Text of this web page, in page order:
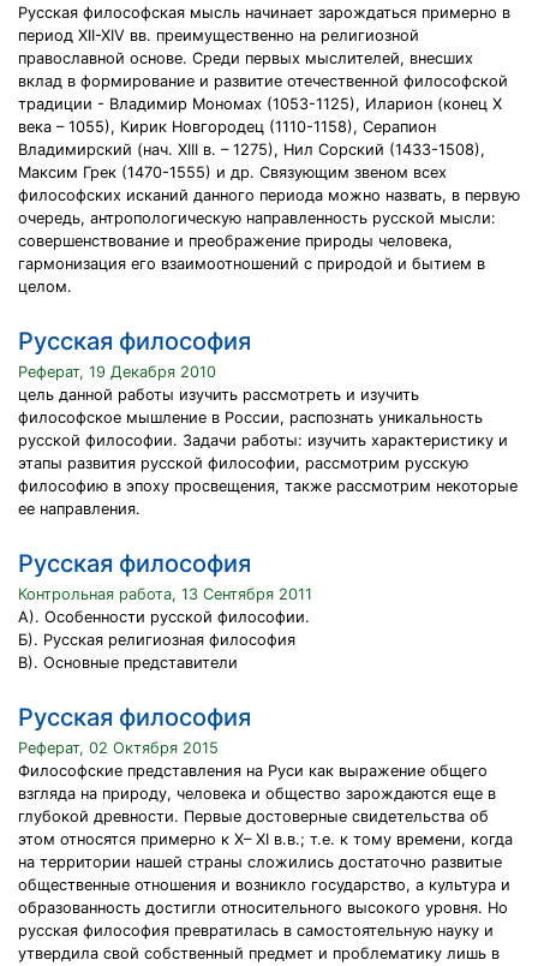
Русская философская мысль начинает зарождаться примерно в
период XII-XIV вв. преимущественно на религиозной
православной основе. Среди первых мыслителей, внесших
вклад в формирование и развитие отечественной философской
традиции - Владимир Мономах (1053-1125), Иларион (конец Х
века – 1055), Кирик Новгородец (1110-1158), Серапион
Владимирский (нач. XIII в. – 1275), Нил Сорский (1433-1508),
Максим Грек (1470-1555) и др. Связующим звеном всех
философских исканий данного периода можно назвать, в первую
очередь, антропологическую направленность русской мысли:
совершенствование и преображение природы человека,
гармонизация его взаимоотношений с природой и бытием в
целом.
Русская философия
Реферат, 19 Декабря 2010
цель данной работы изучить рассмотреть и изучить
философское мышление в России, распознать уникальность
русской философии. Задачи работы: изучить характеристику и
этапы развития русской философии, рассмотрим русскую
философию в эпоху просвещения, также рассмотрим некоторые
ее направления.
Русская философия
Контрольная работа, 13 Сентября 2011
А). Особенности русской философии.
Б). Русская религиозная философия
В). Основные представители
Русская философия
Реферат, 02 Октября 2015
Философские представления на Руси как выражение общего
взгляда на природу, человека и общество зарождаются еще в
глубокой древности. Первые достоверные свидетельства об
этом относятся примерно к Х– ХI в.в.; т.е. к тому времени, когда
на территории нашей страны сложились достаточно развитые
общественные отношения и возникло государство, а культура и
образованность достигли относительного высокого уровня. Но
русская философия превратилась в самостоятельную науку и
утвердила свой собственный предмет и проблематику лишь в